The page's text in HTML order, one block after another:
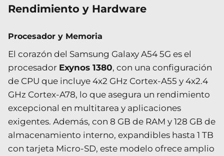
Rendimiento y Hardware
Procesador y Memoria
El corazón del Samsung Galaxy A54 5G es el
procesador Exynos 1380, con una configuración
de CPU que incluye 4x2 GHz Cortex-A55 y 4x2.4
GHz Cortex-A78, lo que asegura un rendimiento
excepcional en multitarea y aplicaciones
exigentes. Además, con 8 GB de RAM y 128 GB de
almacenamiento interno, expandibles hasta 1 TB
con tarjeta Micro-SD, este modelo ofrece amplio